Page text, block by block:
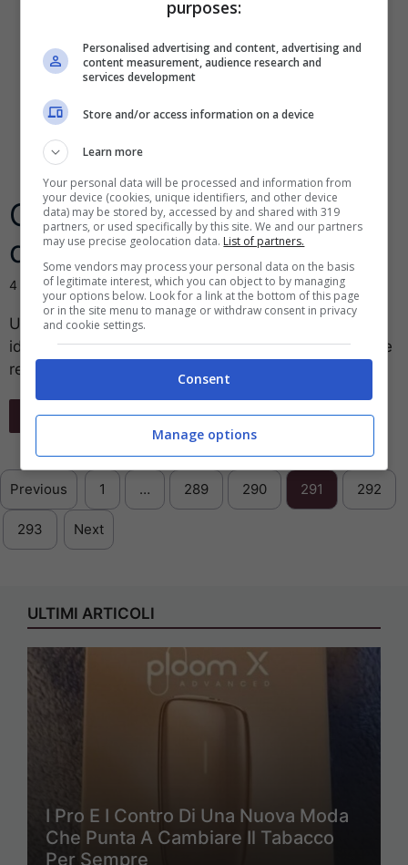
Cos’è un blog e come si
crea
4 Ottobre 2016
Un blog è un sito internet dove puoi scrivere le tue
idee, le tue opinioni, su un determinato argomento e
renderle ...
Leggi Tutto
Previous 1 … 289 290 291 292
293 Next
ULTIMI ARTICOLI
I Pro E I Contro Di Una Nuova Moda
Che Punta A Cambiare Il Tabacco
Per Sempre
purposes:
Personalised advertising and content, advertising and
content measurement, audience research and
services development
Store and/or access information on a device
Learn more
Your personal data will be processed and information from
your device (cookies, unique identifiers, and other device
data) may be stored by, accessed by and shared with 319
partners, or used specifically by this site. We and our partners
may use precise geolocation data. List of partners.
Some vendors may process your personal data on the basis
of legitimate interest, which you can object to by managing
your options below. Look for a link at the bottom of this page
or in the site menu to manage or withdraw consent in privacy
and cookie settings.
Consent
Manage options